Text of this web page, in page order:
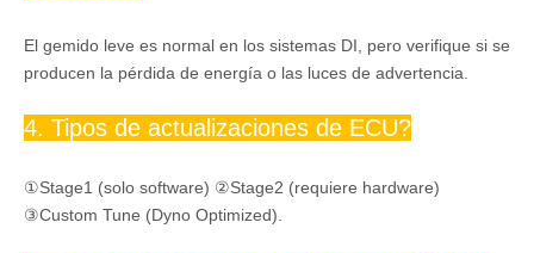
El gemido leve es normal en los sistemas DI, pero verifique si se
producen la pérdida de energía o las luces de advertencia.
4. Tipos de actualizaciones de ECU?
①Stage1 (solo software) ②Stage2 (requiere hardware)
③Custom Tune (Dyno Optimized).